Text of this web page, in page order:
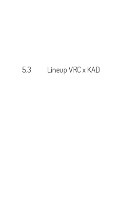
5.3. Lineup VRC x KAD